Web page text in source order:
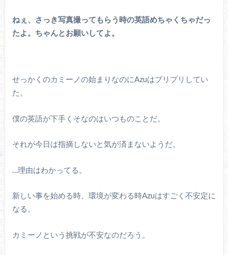
ねぇ、さっき写真撮ってもらう時の英語めちゃくちゃだっ
たよ。ちゃんとお願いしてよ。
せっかくのカミーノの始まりなのにAzuはプリプリしてい
た。
僕の英語が下手くそなのはいつものことだ。
それが今日は指摘しないと気が済まないようだ。
…理由はわかってる。
新しい事を始める時、環境が変わる時Azuはすごく不安定に
なる。
カミーノという挑戦が不安なのだろう。